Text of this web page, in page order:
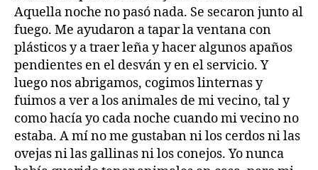
Aquella noche no pasó nada. Se secaron junto al
fuego. Me ayudaron a tapar la ventana con
plásticos y a traer leña y hacer algunos apaños
pendientes en el desván y en el servicio. Y
luego nos abrigamos, cogimos linternas y
fuimos a ver a los animales de mi vecino, tal y
como hacía yo cada noche cuando mi vecino no
estaba. A mí no me gustaban ni los cerdos ni las
ovejas ni las gallinas ni los conejos. Yo nunca